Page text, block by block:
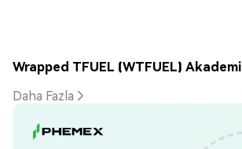
Wrapped TFUEL (WTFUEL) Akademi
Daha Fazla